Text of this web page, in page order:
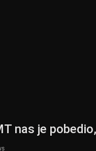
nas je